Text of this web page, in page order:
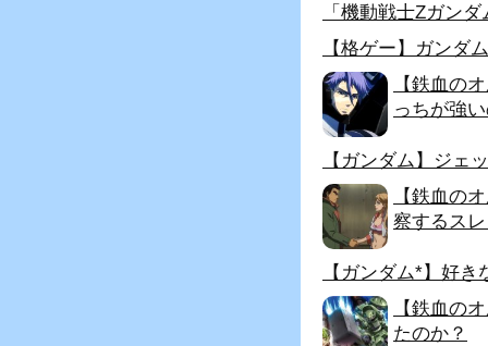
「機動戦士Zガン
【格ゲー】ガンダ
【鉄血の
っちが強
【ガンダム】ジェ
【鉄血の
察するス
【ガンダム*】好
【鉄血の
たのか？